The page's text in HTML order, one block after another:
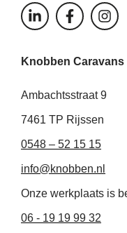
L
i
e
i
-
n
F
a
b
o
-
I
n
a
r
Knobben
Ambachtsstraat 9
7461 TP Rijssen
0548 – 52 15 15
info@knobben.nl
Onze werkplaats is
06 - 19 19 99 32